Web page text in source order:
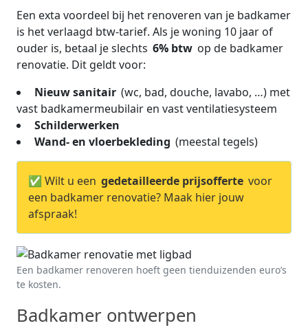
Een exta voordeel bij het renoveren van je badkamer
is het verlaagd btw-tarief. Als je woning 10 jaar of
ouder is, betaal je slechts 6% btw op de badkamer
renovatie. Dit geldt voor:
Nieuw sanitair (wc, bad, douche, lavabo, …) met
vast badkamermeubilair en vast ventilatiesysteem
Schilderwerken
Wand- en vloerbekleding (meestal tegels)
✅ Wilt u een gedetailleerde prijsofferte voor
een badkamer renovatie? Maak hier jouw
afspraak!
Een badkamer renoveren hoeft geen tienduizenden euro’s
te kosten.
Badkamer ontwerpen